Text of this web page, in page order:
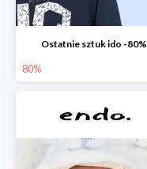
Ostatnie sztuk ido -80%
80%